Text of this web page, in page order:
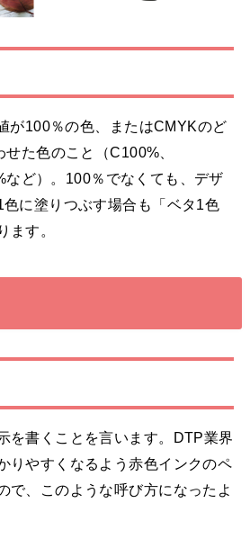
が100％の色、またはCMYKのど
た色のこと（C100%、
など）。100％でなくても、デザ
に塗りつぶす場合も「ベタ1色
ます。
を書くことを言います。DTP業界
りやすくなるよう赤色インクのペ
で、このような呼び方になったよ